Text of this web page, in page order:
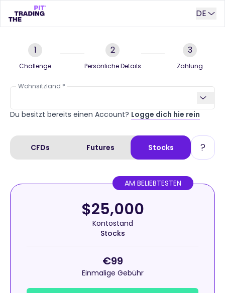
DE
1
Challenge
2
Persönliche Details
3
Zahlung
Wohnsitzland
Du besitzt bereits einen Account? Logge dich hie rein
CFDs Futures Stocks ?
AM BELIEBTESTEN
$25,000
Kontostand
Stocks
€99
Einmalige Gebühr